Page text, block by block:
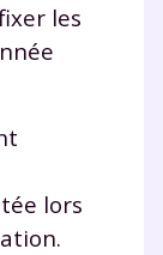
les
lors